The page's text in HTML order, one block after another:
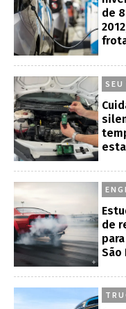
de
SEU
de
São